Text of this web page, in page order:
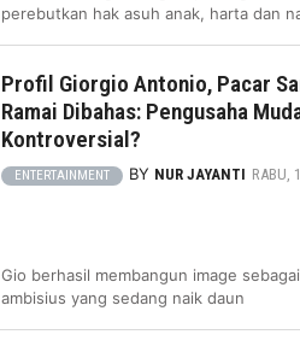
perebutkan hak asuh anak, harta dan
Profil Giorgio Antonio, Pacar
Ramai Dibahas: Pengusaha
Kontroversial?
ENTERTAINMENT BY NUR JAYANTI RABU,
Gio berhasil membangun image
ambisius yang sedang naik daun